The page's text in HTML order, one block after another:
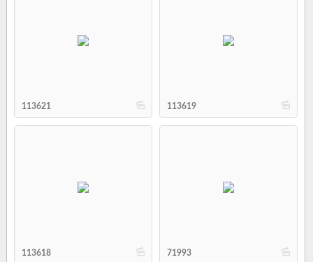
b
113621 b
113619
b
113618 b
71993